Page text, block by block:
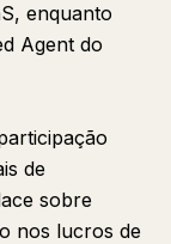
enquanto
Agent do
de
sobre
nos lucros de